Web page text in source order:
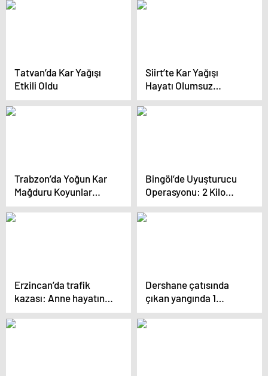
Tatvan’da Kar Yağışı
Etkili Oldu
Siirt’te Kar Yağışı
Hayatı Olumsuz
Etkiliyor
Trabzon’da Yoğun Kar
Mağduru Koyunlar
Kurtarıldı
Bingöl’de Uyuşturucu
Operasyonu: 2 Kilo
Skunk Ele Geçirildi
Erzincan’da trafik
kazası: Anne hayatını
kaybetti, 2 çocuk yaralı
Dershane çatısında
çıkan yangında 1
öğretmen hayatını
kaybetti